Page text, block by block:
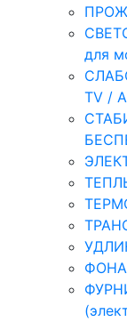
для
TV /